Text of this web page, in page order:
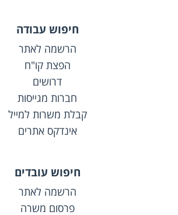
חיפוש עבודה
הרשמה לאתר
הפצת קו"ח
דרושים
חברות מגייסות
קבלת משרות למייל
אינדקס אתרים
חיפוש עובדים
הרשמה לאתר
פרסום משרה